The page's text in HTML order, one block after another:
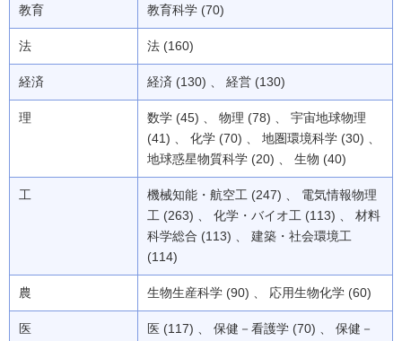
教育 教育科学 (70)
法 法 (160)
経済 経済 (130) 、 経営 (130)
理
数学 (45) 、 物理 (78) 、 宇宙地球物理
(41) 、 化学 (70) 、 地圏環境科学 (30) 、
地球惑星物質科学 (20) 、 生物 (40)
工
機械知能・航空工 (247) 、 電気情報物理
工 (263) 、 化学・バイオ工 (113) 、 材料
科学総合 (113) 、 建築・社会環境工
(114)
農 生物生産科学 (90) 、 応用生物化学 (60)
医
医 (117) 、 保健－看護学 (70) 、 保健－